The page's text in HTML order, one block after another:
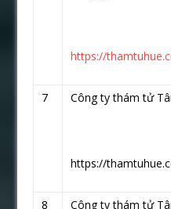
https://
7 Công ty thám tử
https://
8 Công ty thám tử